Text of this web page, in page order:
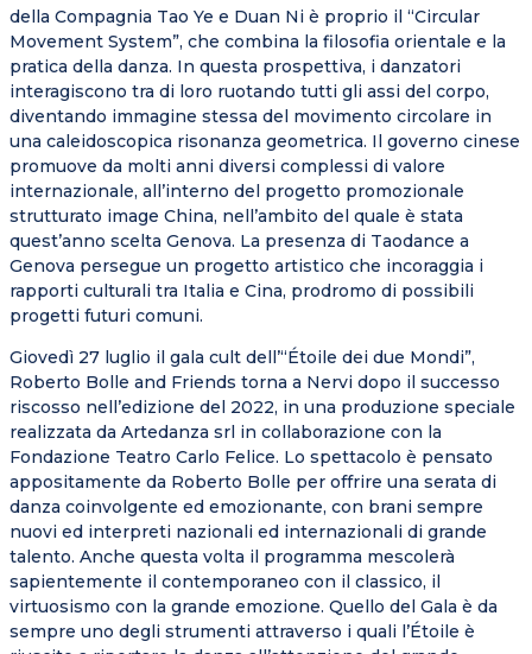
della Compagnia Tao Ye e Duan Ni è proprio il “Circular
Movement System”, che combina la filosofia orientale e la
pratica della danza. In questa prospettiva, i danzatori
interagiscono tra di loro ruotando tutti gli assi del corpo,
diventando immagine stessa del movimento circolare in
una caleidoscopica risonanza geometrica. Il governo cinese
promuove da molti anni diversi complessi di valore
internazionale, all’interno del progetto promozionale
strutturato image China, nell’ambito del quale è stata
quest’anno scelta Genova. La presenza di Taodance a
Genova persegue un progetto artistico che incoraggia i
rapporti culturali tra Italia e Cina, prodromo di possibili
progetti futuri comuni.
Giovedì 27 luglio il gala cult dell’“Étoile dei due Mondi”,
Roberto Bolle and Friends torna a Nervi dopo il successo
riscosso nell’edizione del 2022, in una produzione speciale
realizzata da Artedanza srl in collaborazione con la
Fondazione Teatro Carlo Felice. Lo spettacolo è pensato
appositamente da Roberto Bolle per offrire una serata di
danza coinvolgente ed emozionante, con brani sempre
nuovi ed interpreti nazionali ed internazionali di grande
talento. Anche questa volta il programma mescolerà
sapientemente il contemporaneo con il classico, il
virtuosismo con la grande emozione. Quello del Gala è da
sempre uno degli strumenti attraverso i quali l’Étoile è